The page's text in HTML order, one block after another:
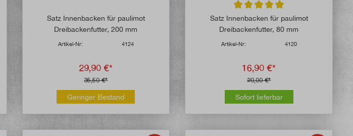
Satz Innenbacken für paulimot
Dreibackenfutter, 200 mm
Artikel-Nr: 4124
29,90 €*
35,50 €*
Geringer Bestand
Durchschnittliche Bewertung von 5
Satz Innenbacken für paulimot
Dreibackenfutter, 80 mm
Artikel-Nr: 4120
16,90 €*
20,00 €*
Sofort lieferbar